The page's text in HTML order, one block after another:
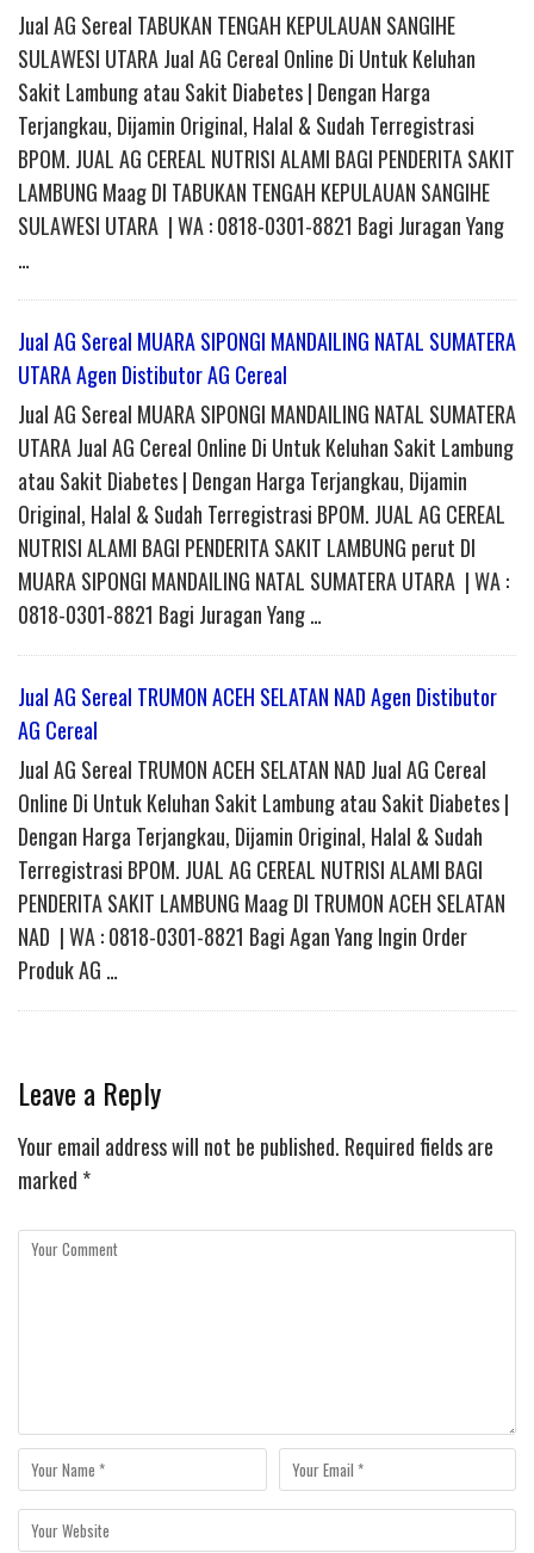
Jual AG Sereal TABUKAN TENGAH KEPULAUAN SANGIHE
SULAWESI UTARA Jual AG Cereal Online Di Untuk Keluhan
Sakit Lambung atau Sakit Diabetes | Dengan Harga
Terjangkau, Dijamin Original, Halal & Sudah Terregistrasi
BPOM. JUAL AG CEREAL NUTRISI ALAMI BAGI PENDERITA SAKIT
LAMBUNG Maag DI TABUKAN TENGAH KEPULAUAN SANGIHE
SULAWESI UTARA | WA : 0818-0301-8821 Bagi Juragan Yang
…
Jual AG Sereal MUARA SIPONGI MANDAILING NATAL SUMATERA
UTARA Agen Distibutor AG Cereal
Jual AG Sereal MUARA SIPONGI MANDAILING NATAL SUMATERA
UTARA Jual AG Cereal Online Di Untuk Keluhan Sakit Lambung
atau Sakit Diabetes | Dengan Harga Terjangkau, Dijamin
Original, Halal & Sudah Terregistrasi BPOM. JUAL AG CEREAL
NUTRISI ALAMI BAGI PENDERITA SAKIT LAMBUNG perut DI
MUARA SIPONGI MANDAILING NATAL SUMATERA UTARA | WA :
0818-0301-8821 Bagi Juragan Yang …
Jual AG Sereal TRUMON ACEH SELATAN NAD Agen Distibutor
AG Cereal
Jual AG Sereal TRUMON ACEH SELATAN NAD Jual AG Cereal
Online Di Untuk Keluhan Sakit Lambung atau Sakit Diabetes |
Dengan Harga Terjangkau, Dijamin Original, Halal & Sudah
Terregistrasi BPOM. JUAL AG CEREAL NUTRISI ALAMI BAGI
PENDERITA SAKIT LAMBUNG Maag DI TRUMON ACEH SELATAN
NAD | WA : 0818-0301-8821 Bagi Agan Yang Ingin Order
Produk AG …
Leave a Reply
Your email address will not be published. Required fields are
marked *